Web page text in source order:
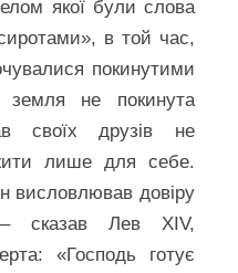
якої були слова
в той час,
покинутими
не покинута
своїх друзів не
лише для себе.
висловлював довіру
сказав Лев XIV,
«Господь готує